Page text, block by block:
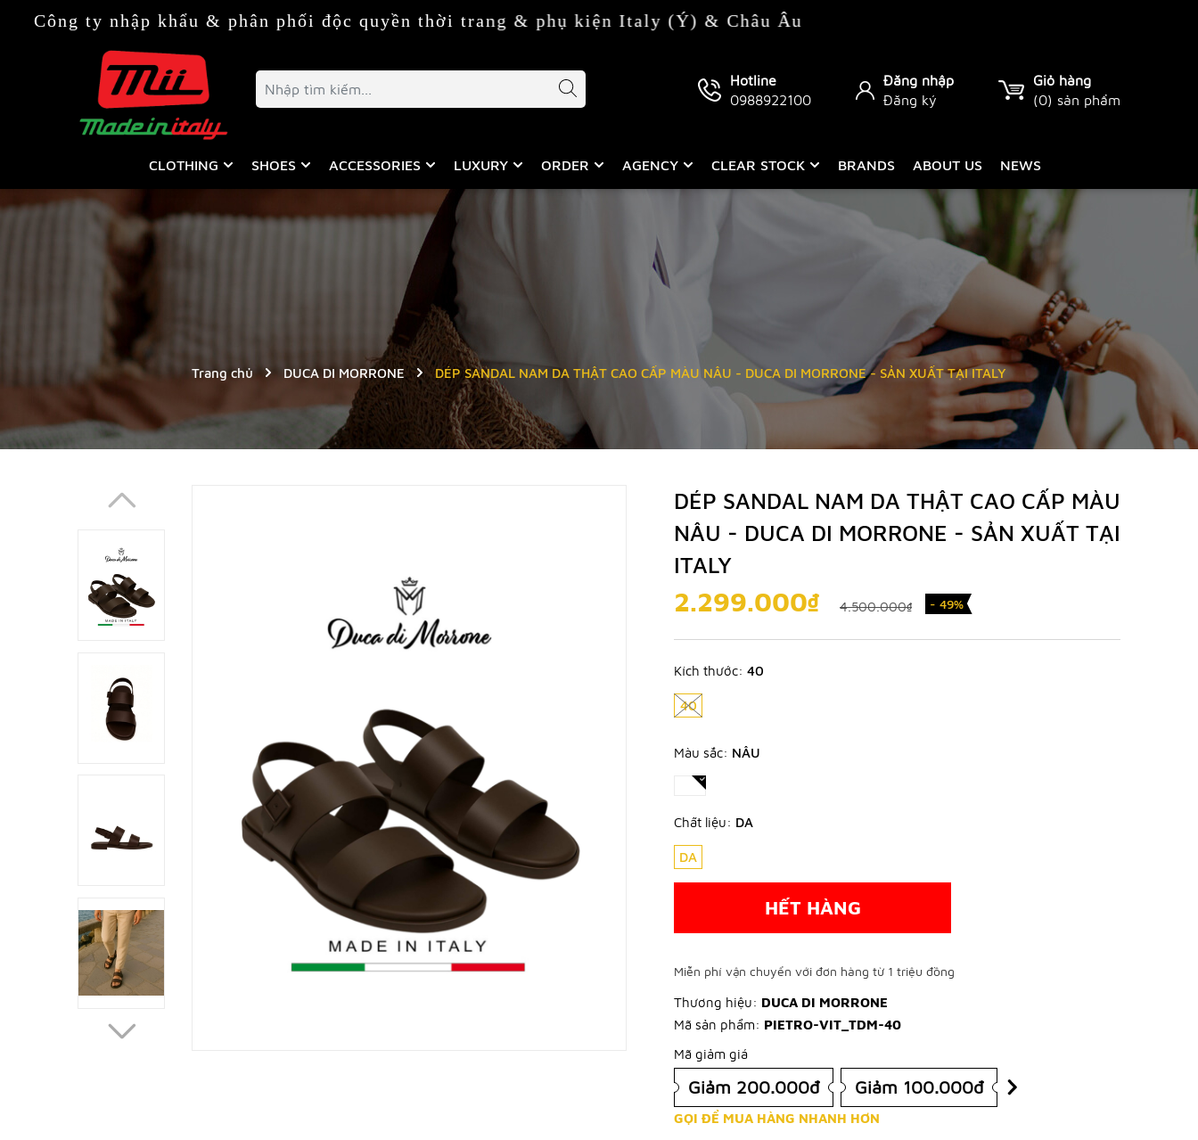
nhập khẩu & phân phối độc quyền thời trang & phụ kiện Italy (Ý) & Châu Âu
Hotline
0988922100
Đăng nhập
Đăng ký
Giỏ hàng
(0) sản phẩm
CLOTHING SHOES ACCESSORIES LUXURY ORDER AGENCY CLEAR STOCK BRANDS ABOUT US NEWS
Trang chủ DUCA DI MORRONE DÉP SANDAL NAM DA THẬT CAO CẤP MÀU NÂU - DUCA DI MORRONE - SẢN XUẤT TẠI ITALY
DÉP SANDAL NAM DA THẬT CAO CẤP MÀU
NÂU - DUCA DI MORRONE - SẢN XUẤT TẠI
ITALY
2.299.000₫ 4.500.000₫ - 49%
Kích thước: 40
40
Màu sắc: NÂU
Chất liệu: DA
DA
HẾT HÀNG
Miễn phí vận chuyển với đơn hàng từ 1 triệu đồng
Thương hiệu: DUCA DI MORRONE
Mã sản phẩm: PIETRO-VIT_TDM-40
Mã giảm giá
Giảm 200.000đ Giảm 100.000đ
GỌI ĐỂ MUA HÀNG NHANH HƠN